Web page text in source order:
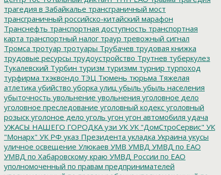
трагедия в Забайкалье трансграничный мост
трансграничный российско-китайский марафон
Транснефть транспортная доступность транспортная
карта транспортный налог траур тревожный сигнал
Тромса тротуар тротуары Трубачев трудовая книжка
трудовые ресурсы трудоустройство Трутнев туберкулез
Тукалевский Турбин туризм туризмм турнир турпоход
турфирма тхэквондо ТЭЦ Тюмень тюрьма Тяжелая
атлетика убийство уборка улиц убыль убыль населения
убыточность увольнение увольнения уголовное дело
уголовное преследование уголовный кодекс уголовный
розыск уголоное дело уголь угон угон автомобиля удача
УЖАСЫ НАШЕГО ГОРОДКА узи УК УК "ДомСтроСервис" УК
"Монарх" УК РФ указ Президента укладка Украина укусы
уличное освещение Улюкаев УМВ УМВД УМВД по ЕАО
УМВД по Хабаровскому краю УМВД России по ЕАО
уполномоченный по правам предпринимателей